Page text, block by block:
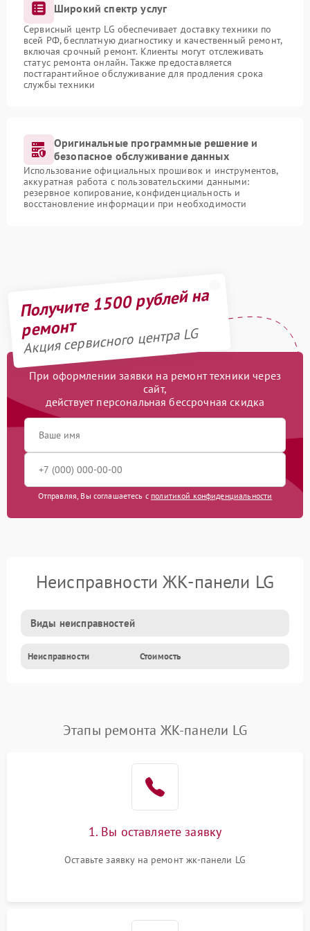
Широкий спектр услуг
Сервисный центр LG обеспечивает доставку техники по
всей РФ, бесплатную диагностику и качественный ремонт,
включая срочный ремонт. Клиенты могут отслеживать
статус ремонта онлайн. Также предоставляется
постгарантийное обслуживание для продления срока
службы техники
Оригинальные программные решение и
безопасное обслуживание данных
Использование официальных прошивок и инструментов,
аккуратная работа с пользовательскими данными:
резервное копирование, конфиденциальность и
восстановление информации при необходимости
Получите 1500 рублей на
ремонт
Акция сервисного центра LG
При оформлении заявки на ремонт техники через
сайт,
действует персональная бессрочная скидка
Отправляя, Вы соглашаетесь с политикой конфиденциальности
Неисправности ЖК-панели LG
Виды неисправностей
Неисправности Стоимость
Этапы ремонта ЖК-панели LG
1. Вы оставляете заявку
Оставьте заявку на ремонт жк-панели LG